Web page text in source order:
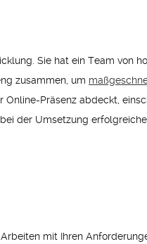
Sie hat ein Team von
zusammen, um
Präsenz abdeckt,
der Umsetzung
mit Ihren